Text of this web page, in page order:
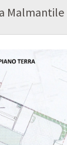
Malmantile